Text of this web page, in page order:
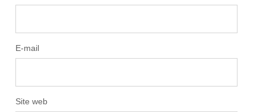
E-mail
Site web